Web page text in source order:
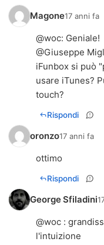
Magone17 anni fa
@woc: Geniale!
@Giuseppe
iFunbox si può
usare iTunes?
touch?
Rispondi
oronzo17 anni fa
ottimo
Rispondi
George Sfiladini
@woc :
l'intuizione